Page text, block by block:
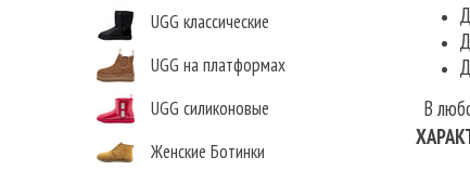
UGG классические
UGG на платформах
UGG силиконовые
Женские Ботинки
В